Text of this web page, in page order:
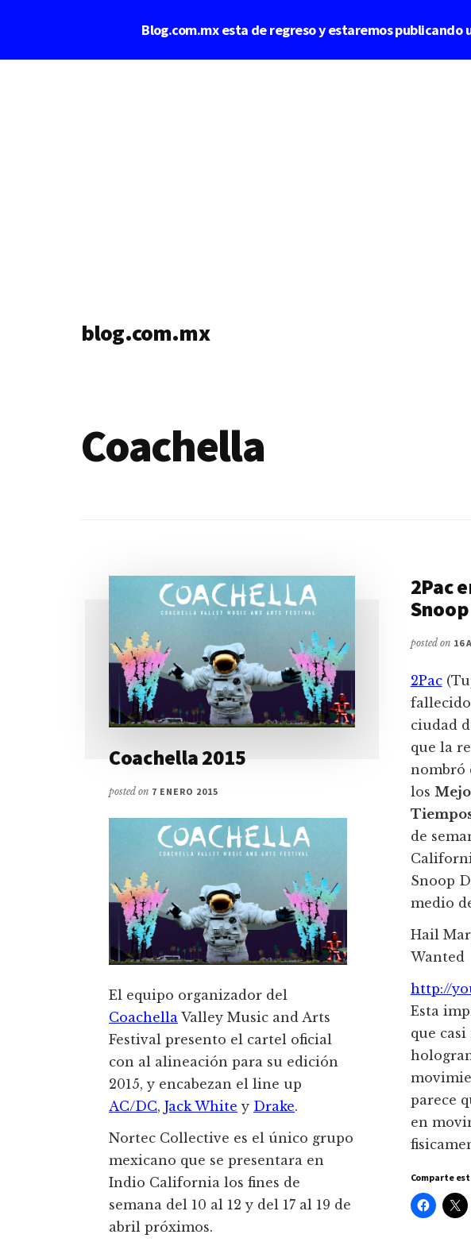
Blog.com.mx esta de regreso y estaremos
blog.com.mx
Coachella
Coachella 2015
posted on 7 ENERO 2015
El equipo organizador del
Coachella Valley Music and Arts
Festival presento el cartel oficial
con al alineación para su edición
2015, y encabezan el line up
AC/DC, Jack White y Drake.
Nortec Collective es el único grupo
mexicano que se presentara en
Indio California los fines de
semana del 10 al 12 y del 17 al 19 de
abril próximos.
2Pac
posted on 16
2Pac
ciudad
que la
nombró
los
de
Snoop
medio
Hail
Wanted
http://
Esta
que
parece
en
Comparte